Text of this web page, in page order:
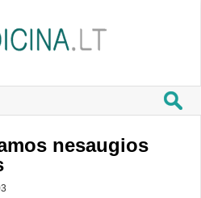
nesaugios